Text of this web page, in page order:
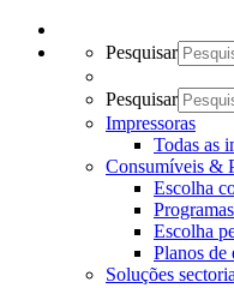
Pesquisar
Pesquisar
Impressoras
Todas as
Consumíveis &
Escolha
Escolha
Planos de
Soluções